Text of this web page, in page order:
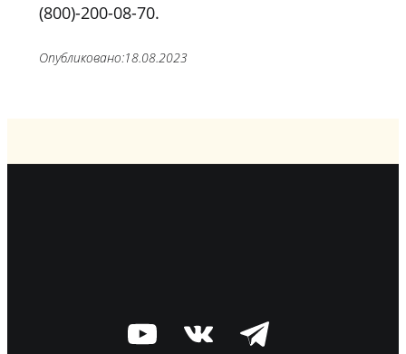
(800)-200-08-70.
Опубликовано:18.08.2023